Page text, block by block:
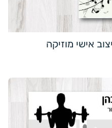
אישי מוזיקה